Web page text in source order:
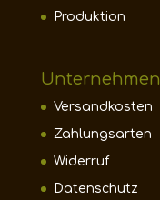
Produktion
Unternehmen
Versandkosten
Zahlungsarten
Widerruf
Datenschutz